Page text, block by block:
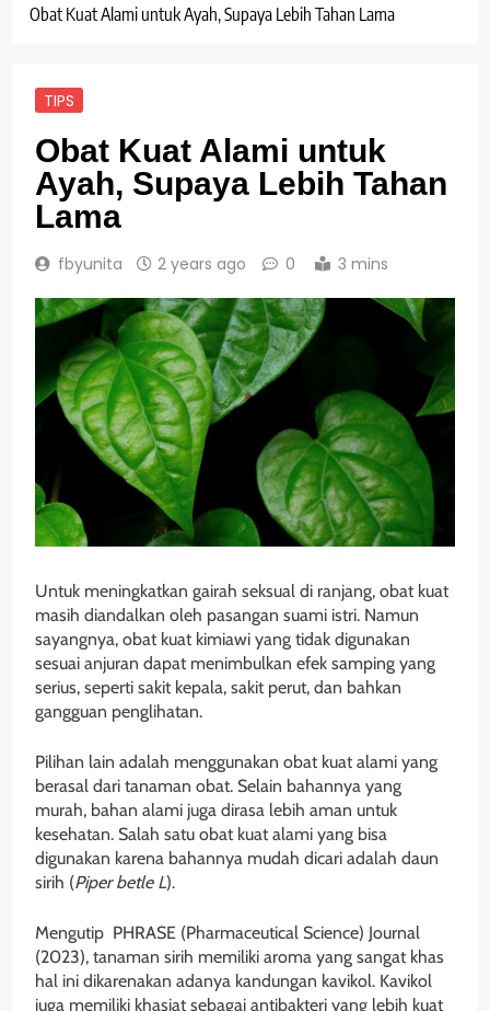
Obat Kuat Alami untuk Ayah, Supaya Lebih Tahan Lama
TIPS
Obat Kuat Alami untuk
Ayah, Supaya Lebih Tahan
Lama
fbyunita 2 years ago 0 3 mins
Untuk meningkatkan gairah seksual di ranjang, obat kuat
masih diandalkan oleh pasangan suami istri. Namun
sayangnya, obat kuat kimiawi yang tidak digunakan
sesuai anjuran dapat menimbulkan efek samping yang
serius, seperti sakit kepala, sakit perut, dan bahkan
gangguan penglihatan.
Pilihan lain adalah menggunakan obat kuat alami yang
berasal dari tanaman obat. Selain bahannya yang
murah, bahan alami juga dirasa lebih aman untuk
kesehatan. Salah satu obat kuat alami yang bisa
digunakan karena bahannya mudah dicari adalah daun
sirih (Piper betle L).
Mengutip PHRASE (Pharmaceutical Science) Journal
(2023), tanaman sirih memiliki aroma yang sangat khas
hal ini dikarenakan adanya kandungan kavikol. Kavikol
juga memiliki khasiat sebagai antibakteri yang lebih kuat